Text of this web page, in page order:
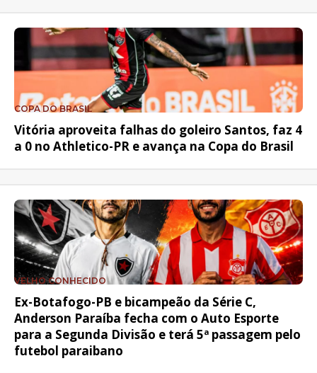
COPA DO BRASIL
Vitória aproveita falhas do goleiro Santos, faz 4
a 0 no Athletico-PR e avança na Copa do Brasil
VELHO CONHECIDO
Ex-Botafogo-PB e bicampeão da Série C,
Anderson Paraíba fecha com o Auto Esporte
para a Segunda Divisão e terá 5ª passagem pelo
futebol paraibano